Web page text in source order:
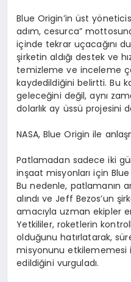
Blue Origin’in üst
adım, cesurca”
içinde tekrar uçacağını
şirketin aldığı destek ve
temizleme ve inceleme
kaydedildiğini belirtti. Bu
geleceğini değil, aynı
dolarlık ay üssü projesini
NASA, Blue Origin ile
Patlamadan sadece iki
inşaat misyonları için
Bu nedenle, patlamanın
alındı ve Jeff Bezos’un
amacıyla uzman ekipler
Yetkililer, roketlerin
olduğunu hatırlatarak,
misyonunu etkilememesi
edildiğini vurguladı.